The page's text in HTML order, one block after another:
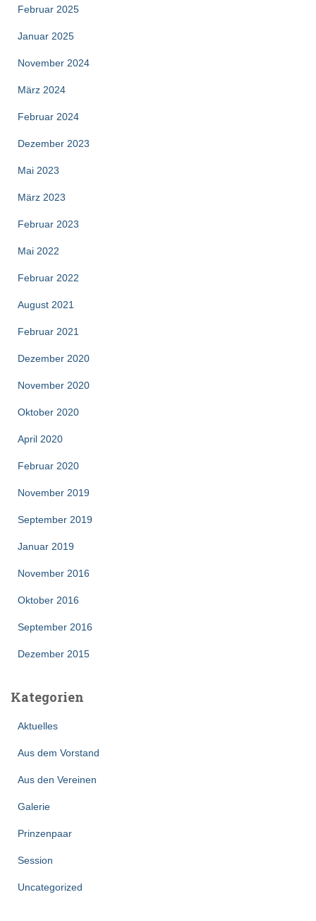
Februar 2025
Januar 2025
November 2024
März 2024
Februar 2024
Dezember 2023
Mai 2023
März 2023
Februar 2023
Mai 2022
Februar 2022
August 2021
Februar 2021
Dezember 2020
November 2020
Oktober 2020
April 2020
Februar 2020
November 2019
September 2019
Januar 2019
November 2016
Oktober 2016
September 2016
Dezember 2015
Kategorien
Aktuelles
Aus dem Vorstand
Aus den Vereinen
Galerie
Prinzenpaar
Session
Uncategorized